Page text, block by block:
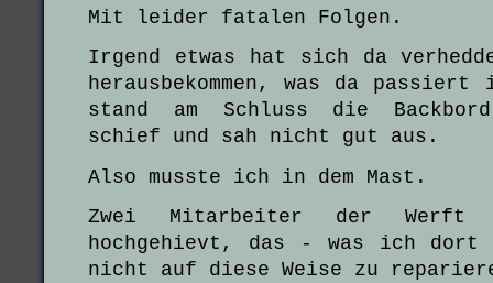
Mit leider fatalen Folgen.
Irgend etwas hat sich da
herausbekommen, was da
stand am Schluss die
schief und sah nicht gut aus.
Also musste ich in dem Mast.
Zwei Mitarbeiter der Werft
hochgehievt, das - was ich dort
nicht auf diese Weise zu